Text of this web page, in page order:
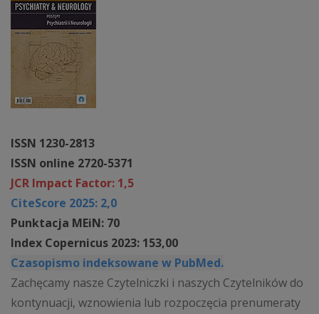
ISSN 1230-2813
ISSN online 2720-5371
JCR Impact Factor: 1,5
CiteScore 2025: 2,0
Punktacja MEiN: 70
Index Copernicus 2023: 153,00
Czasopismo indeksowane w PubMed.
Zachęcamy nasze Czytelniczki i naszych Czytelników do
kontynuacji, wznowienia lub rozpoczęcia prenumeraty